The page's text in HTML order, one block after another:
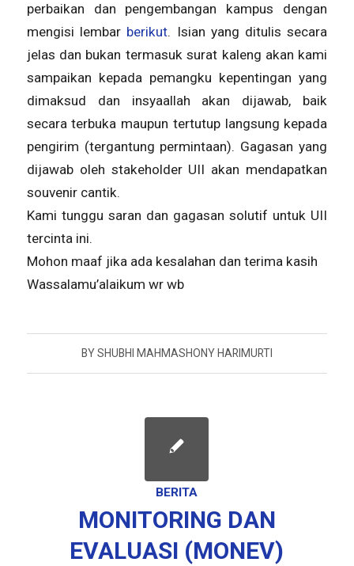
perbaikan dan pengembangan kampus dengan
mengisi lembar berikut. Isian yang ditulis secara
jelas dan bukan termasuk surat kaleng akan kami
sampaikan kepada pemangku kepentingan yang
dimaksud dan insyaallah akan dijawab, baik
secara terbuka maupun tertutup langsung kepada
pengirim (tergantung permintaan). Gagasan yang
dijawab oleh stakeholder UII akan mendapatkan
souvenir cantik.
Kami tunggu saran dan gagasan solutif untuk UII
tercinta ini.
Mohon maaf jika ada kesalahan dan terima kasih
Wassalamu’alaikum wr wb
BYSHUBHI MAHMASHONY HARIMURTI
BERITA
MONITORING DAN
EVALUASI (MONEV)